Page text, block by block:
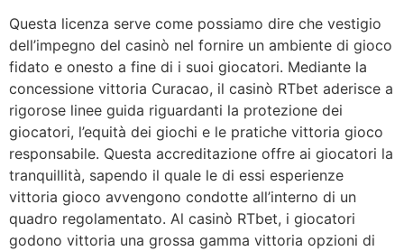
Questa licenza serve come possiamo dire che vestigio
dell’impegno del casinò nel fornire un ambiente di gioco
fidato e onesto a fine di i suoi giocatori. Mediante la
concessione vittoria Curacao, il casinò RTbet aderisce a
rigorose linee guida riguardanti la protezione dei
giocatori, l’equità dei giochi e le pratiche vittoria gioco
responsabile. Questa accreditazione offre ai giocatori la
tranquillità, sapendo il quale le di essi esperienze
vittoria gioco avvengono condotte all’interno di un
quadro regolamentato. Al casinò RTbet, i giocatori
godono vittoria una grossa gamma vittoria opzioni di